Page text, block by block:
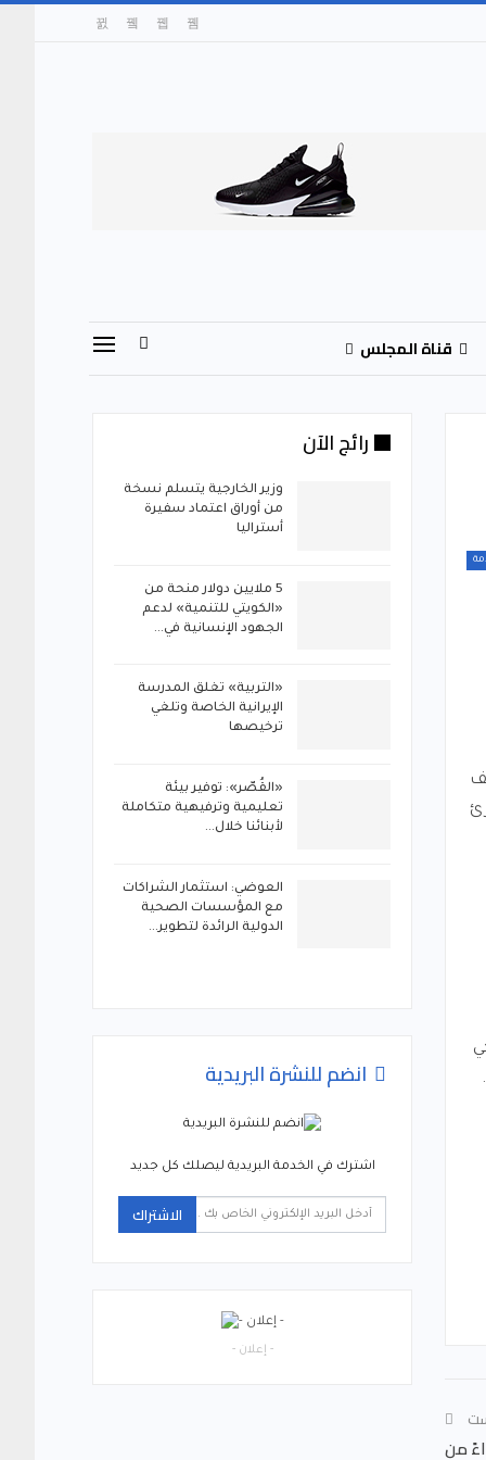
قناة المجلس
من
رائج الآن
‏وزير الخارجية يتسلم نسخة
من أوراق اعتماد سفيرة
أستراليا
5 ملايين دولار منحة من
«الكويتي للتنمية» لدعم
الجهود الإنسانية في…
«التربية» تغلق المدرسة
الإيرانية الخاصة وتلغي
ترخيصها
«القُصّر»: توفير بيئة
تعليمية وترفيهية متكاملة
لأبنائنا خلال…
العوضي: استثمار الشراكات
مع المؤسسات الصحية
الدولية الرائدة لتطوير…
انضم للنشرة البريدية
اشترك في الخدمة البريدية ليصلك كل جديد
الاشتراك
- إعلان -